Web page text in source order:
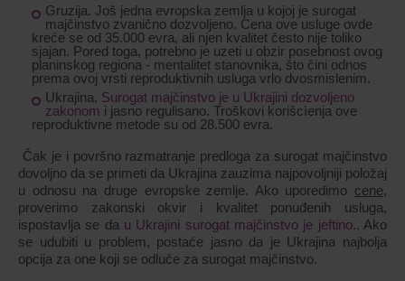
Gruzija. Još jedna evropska zemlja u kojoj je surogat
majčinstvo zvanično dozvoljeno. Cena ove usluge ovde
kreće se od 35.000 evra, ali njen kvalitet često nije toliko
sjajan. Pored toga, potrebno je uzeti u obzir posebnost ovog
planinskog regiona - mentalitet stanovnika, što čini odnos
prema ovoj vrsti reproduktivnih usluga vrlo dvosmislenim.
Ukrajina. Surogat majčinstvo je u Ukrajini dozvoljeno
zakonom i jasno regulisano. Troškovi korišcìenja ove
reproduktivne metode su od 28.500 evra.
Čak je i površno razmatranje predloga za surogat majčinstvo
dovoljno da se primeti da Ukrajina zauzima najpovoljniji položaj
u odnosu na druge evropske zemlje. Ako uporedimo cene,
proverimo zakonski okvir i kvalitet ponuđenih usluga,
ispostavlja se da u Ukrajini surogat majčinstvo je jeftino.. Ako
se udubiti u problem, postaće jasno da je Ukrajina najbolja
opcija za one koji se odluče za surogat majčinstvo.